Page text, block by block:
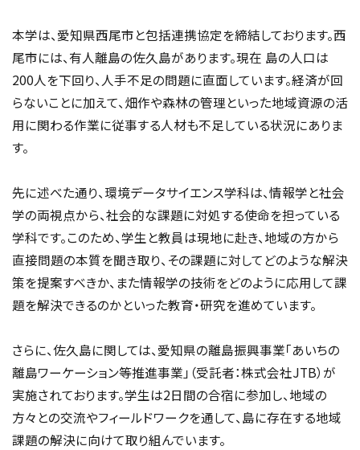
本学は、愛知県西尾市と包括連携協定を締結しております。西
尾市には、有人離島の佐久島があります。現在 島の人口は
200人を下回り、人手不足の問題に直面しています。経済が回
らないことに加えて、畑作や森林の管理といった地域資源の活
用に関わる作業に従事する人材も不足している状況にありま
す。
先に述べた通り、環境データサイエンス学科は、情報学と社会
学の両視点から、社会的な課題に対処する使命を担っている
学科です。このため、学生と教員は現地に赴き、地域の方から
直接問題の本質を聞き取り、その課題に対してどのような解決
策を提案すべきか、また情報学の技術をどのように応用して課
題を解決できるのかといった教育・研究を進めています。
さらに、佐久島に関しては、愛知県の離島振興事業「あいちの
離島ワーケーション等推進事業」（受託者：株式会社JTB）が
実施されております。学生は2日間の合宿に参加し、地域の
方々との交流やフィールドワークを通して、島に存在する地域
課題の解決に向けて取り組んでいます。